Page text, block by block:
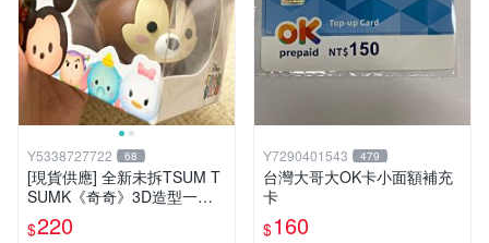
Y5338727722 68
[現貨供應] 全新未拆TSUM T
SUMK《奇奇》3D造型一卡
通（內無儲值金）
$220
Y7290401543 479
台灣大哥大OK卡小面額補充
卡
$160